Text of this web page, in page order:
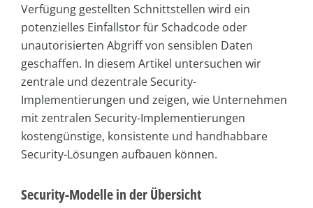
Verfügung gestellten Schnittstellen wird ein
potenzielles Einfallstor für Schadcode oder
unautorisierten Abgriff von sensiblen Daten
geschaffen. In diesem Artikel untersuchen wir
zentrale und dezentrale Security-
Implementierungen und zeigen, wie Unternehmen
mit zentralen Security-Implementierungen
kostengünstige, konsistente und handhabbare
Security-Lösungen aufbauen können.
Security-Modelle in der Übersicht